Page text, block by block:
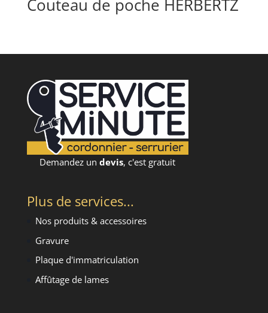
Couteau de poche HERBERTZ
Demandez undevis, c'est gratuit
Plus de services...
Nos produits & accessoires
Gravure
Plaque d'immatriculation
Affûtage de lames